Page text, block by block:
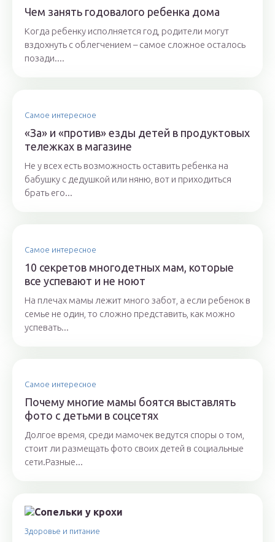
Чем занять годовалого ребенка дома
Когда ребенку исполняется год, родители могут
вздохнуть с облегчением – самое сложное осталось
позади....
Самое интересное
«За» и «против» езды детей в продуктовых
тележках в магазине
Не у всех есть возможность оставить ребенка на
бабушку с дедушкой или няню, вот и приходиться
брать его...
Самое интересное
10 секретов многодетных мам, которые
все успевают и не ноют
На плечах мамы лежит много забот, а если ребенок в
семье не один, то сложно представить, как можно
успевать...
Самое интересное
Почему многие мамы боятся выставлять
фото с детьми в соцсетях
Долгое время, среди мамочек ведутся споры о том,
стоит ли размещать фото своих детей в социальные
сети.Разные...
Здоровье и питание